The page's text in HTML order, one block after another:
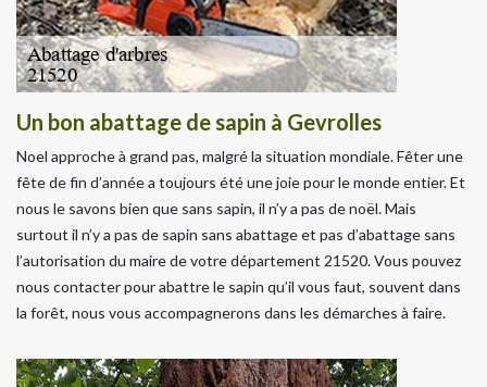
Un bon abattage de sapin à Gevrolles
Noel approche à grand pas, malgré la situation mondiale. Fêter une
fête de fin d’année a toujours été une joie pour le monde entier. Et
nous le savons bien que sans sapin, il n’y a pas de noël. Mais
surtout il n’y a pas de sapin sans abattage et pas d’abattage sans
l’autorisation du maire de votre département 21520. Vous pouvez
nous contacter pour abattre le sapin qu’il vous faut, souvent dans
la forêt, nous vous accompagnerons dans les démarches à faire.